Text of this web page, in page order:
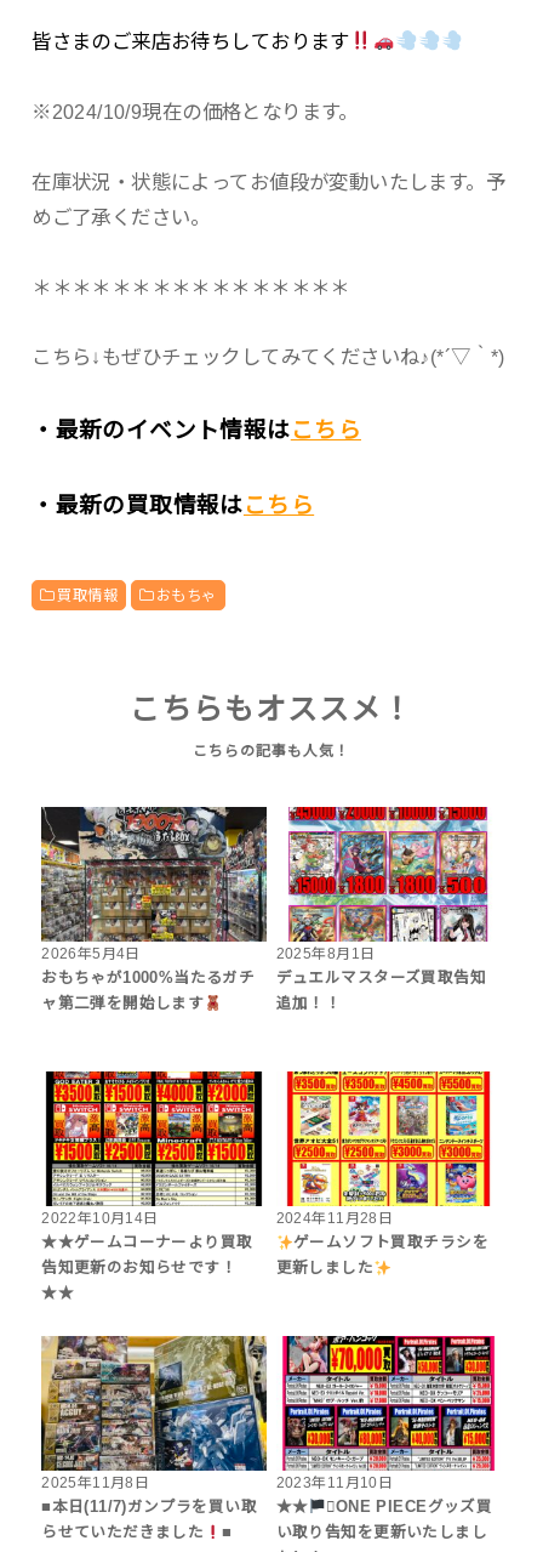
皆さまのご来店お待ちしております
※2024/10/9現在の価格となります。
在庫状況・状態によってお値段が変動いたします。予
めご了承ください。
＊＊＊＊＊＊＊＊＊＊＊＊＊＊＊＊
こちら↓もぜひチェックしてみてくださいね♪(*´▽｀*)
・最新のイベント情報はこちら
・最新の買取情報はこちら
買取情報 おもちゃ
こちらもオススメ！
2026年5月4日
おもちゃが1000%当たるガチ
ャ第二弾を開始します
2025年8月1日
デュエルマスターズ買取告知
追加！！
2022年10月14日
★★ゲームコーナーより買取
告知更新のお知らせです！
★★
2024年11月28日
ゲームソフト買取チラシを
更新しました
2025年11月8日
■本日(11/7)ガンプラを買い取
らせていただきました
■
2023年11月10日
★★
‍☠ONE PIECEグッズ買
い取り告知を更新いたしまし